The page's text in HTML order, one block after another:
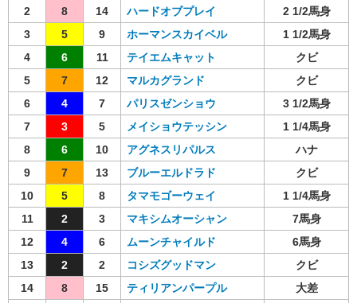
2
8 14 ハードオブプレイ
2 1/2馬身
3
5 9 ホーマンスカイベル
1 1/2馬身
4
6 11 テイエムキャット
クビ
5
7 12 マルカグランド
クビ
6
4 7 パリスゼンショウ
3 1/2馬身
7
3 5 メイショウテッシン
1 1/4馬身
8
6 10 アグネスリパルス
ハナ
9
7 13 ブルーエルドラド
クビ
10
5 8 タマモゴーウェイ
1 1/4馬身
11
2 3 マキシムオーシャン
7馬身
12
4 6 ムーンチャイルド
6馬身
13
2 2 コシズグッドマン
クビ
14
8 15 ティリアンパープル
大差